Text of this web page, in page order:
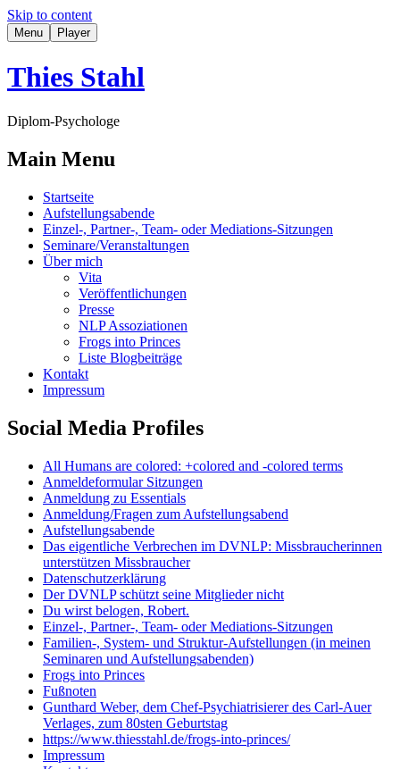
Skip to content
Menu Player
Thies Stahl
Diplom-Psychologe
Main Menu
Startseite
Aufstellungsabende
Einzel-, Partner-, Team- oder Mediations-Sitzungen
Seminare/Veranstaltungen
Über mich
Vita
Veröffentlichungen
Presse
NLP Assoziationen
Frogs into Princes
Liste Blogbeiträge
Kontakt
Impressum
Social Media Profiles
All Humans are colored: +colored and -colored terms
Anmeldeformular Sitzungen
Anmeldung zu Essentials
Anmeldung/Fragen zum Aufstellungsabend
Aufstellungsabende
Das eigentliche Verbrechen im DVNLP: Missbraucherinnen
unterstützen Missbraucher
Datenschutzerklärung
Der DVNLP schützt seine Mitglieder nicht
Du wirst belogen, Robert.
Einzel-, Partner-, Team- oder Mediations-Sitzungen
Familien-, System- und Struktur-Aufstellungen (in meinen
Seminaren und Aufstellungsabenden)
Frogs into Princes
Fußnoten
Gunthard Weber, dem Chef-Psychiatrisierer des Carl-Auer
Verlages, zum 80sten Geburtstag
https://www.thiesstahl.de/frogs-into-princes/
Impressum